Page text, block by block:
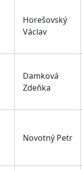
Horešovský
Václav
Damková
Zdeňka
Novotný Petr